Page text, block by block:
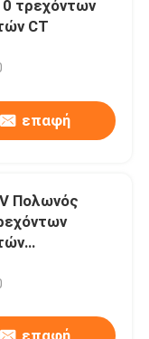
τύπων
τρεχόντων
CT
επαφή
Πολωνός
πλήρως